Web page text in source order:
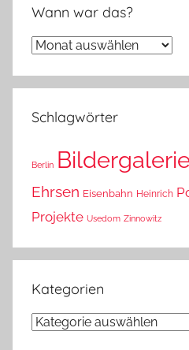
Wann war das?
Wann
das?
Schlagwörter
Berlin
Ehrsen Eisenbahn Heinrich
Projekte Usedom Zinnowitz
Kategorien
Kategorien